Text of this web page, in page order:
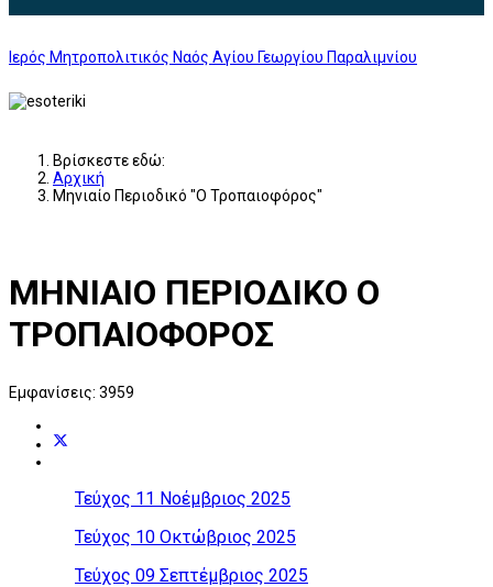
Ιερός Μητροπολιτικός Ναός Αγίου Γεωργίου Παραλιμνίου
Βρίσκεστε εδώ:
Αρχική
Μηνιαίο Περιοδικό "Ο Τροπαιοφόρος"
ΜΗΝΙΑΙΟ ΠΕΡΙΟΔΙΚΟ Ο
ΤΡΟΠΑΙΟΦΟΡΟΣ
Εμφανίσεις: 3959
Τεύχος 11 Νοέμβριος 2025
Τεύχος 10 Οκτώβριος 2025
Τεύχος 09 Σεπτέμβριος 2025